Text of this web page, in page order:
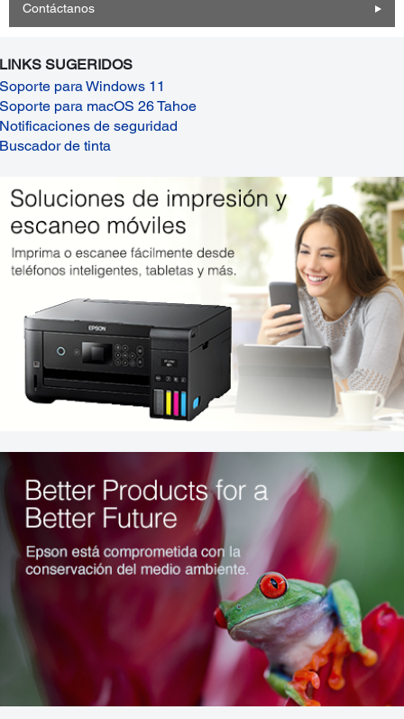
Contáctanos
LINKS SUGERIDOS
Soporte para Windows 11
Soporte para macOS 26 Tahoe
Notificaciones de seguridad
Buscador de tinta